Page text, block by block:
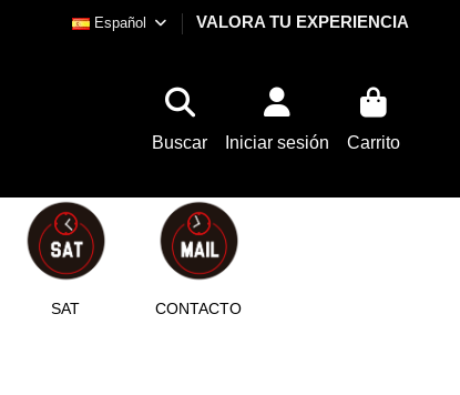
Español VALORA TU EXPERIENCIA
Buscar Iniciar sesión Carrito
SAT CONTACTO